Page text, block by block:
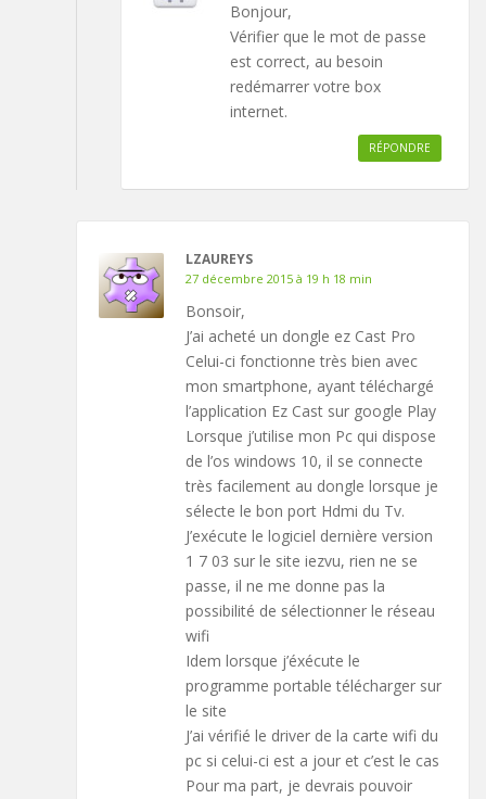
Bonjour,
Vérifier que le mot de passe
est correct, au besoin
redémarrer votre box
internet.
RÉPONDRE
LZAUREYS
27 décembre 2015 à 19 h 18 min
Bonsoir,
J’ai acheté un dongle ez Cast Pro
Celui-ci fonctionne très bien avec
mon smartphone, ayant téléchargé
l’application Ez Cast sur google Play
Lorsque j’utilise mon Pc qui dispose
de l’os windows 10, il se connecte
très facilement au dongle lorsque je
sélecte le bon port Hdmi du Tv.
J’exécute le logiciel dernière version
1 7 03 sur le site iezvu, rien ne se
passe, il ne me donne pas la
possibilité de sélectionner le réseau
wifi
Idem lorsque j’éxécute le
programme portable télécharger sur
le site
J’ai vérifié le driver de la carte wifi du
pc si celui-ci est a jour et c’est le cas
Pour ma part, je devrais pouvoir